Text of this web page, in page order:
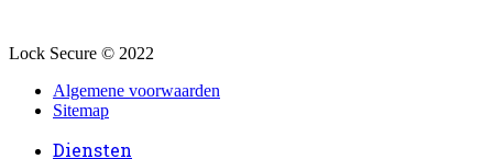
Lock Secure © 2022
Algemene voorwaarden
Sitemap
Diensten